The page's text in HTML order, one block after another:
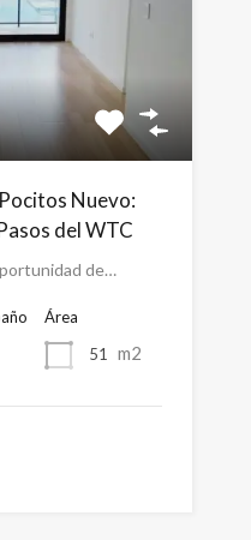
Nuevo:
del WTC
de…
Área
51
m2